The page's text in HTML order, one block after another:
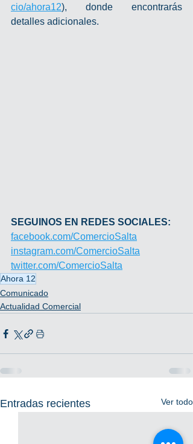
cio/ahora12), donde encontrarás
detalles adicionales.
SEGUINOS EN REDES SOCIALES:
facebook.com/ComercioSalta
instagram.com/ComercioSalta
twitter.com/ComercioSalta
Ahora 12
Comunicado
Actualidad Comercial
Entradas recientes Ver todo